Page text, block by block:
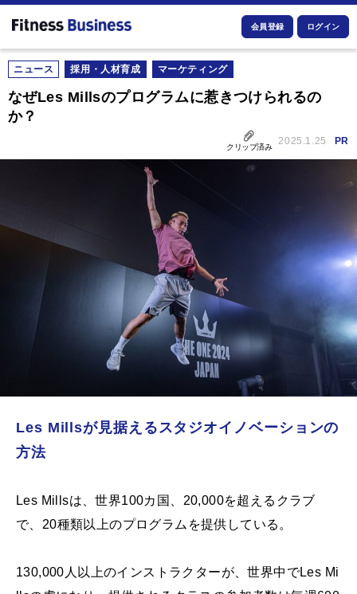
会員登録 ログイン
ニュース 採用・人材育成 マーケティング
なぜLes Millsのプログラムに惹きつけられるの
か？
クリップ済み
2025.1.25 PR
Les Millsが見据えるスタジオイノベーションの
方法
Les Millsは、世界100カ国、20,000を超えるクラブ
で、20種類以上のプログラムを提供している。
130,000人以上のインストラクターが、世界中でLes Mi